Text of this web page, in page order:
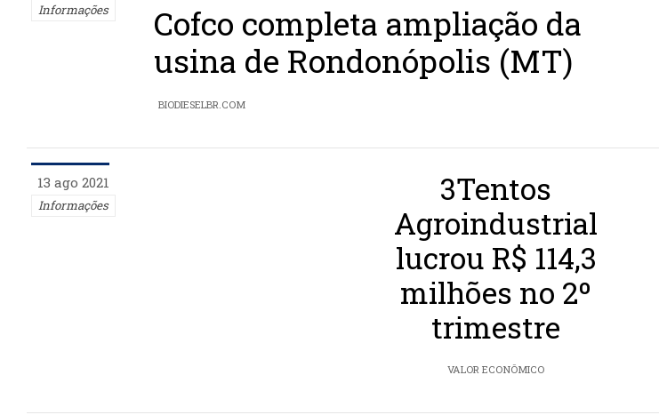
Informações
Cofco completa ampliação da
usina de Rondonópolis (MT)
BIODIESELBR.COM
13 ago 2021
Informações
3Tentos
Agroindustrial
lucrou R$ 114,3
milhões no 2º
trimestre
VALOR ECONÔMICO